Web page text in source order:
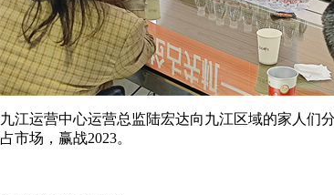
九江运营中心运营总监陆宏达向九江区域的家人们
占市场，赢战2023。